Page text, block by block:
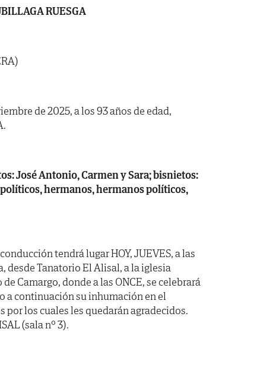
RUESGA
de 2025, a los 93 años de edad,
José Antonio, Carmen y Sara; bisnietos:
hermanos, hermanos políticos,
tendrá lugar HOY, JUEVES, a las
desde Tanatorio El Alisal, a la iglesia
Camargo, donde a las ONCE, se celebrará
a continuación su inhumación en el
por los cuales les quedarán agradecidos.
(sala nº 3).